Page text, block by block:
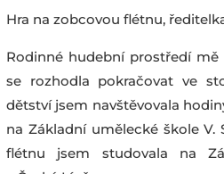
Hra na zobcovou flétnu,
Rodinné hudební prostředí
se rozhodla pokračovat ve
dětství jsem navštěvovala
na Základní umělecké škole
flétnu jsem studovala na